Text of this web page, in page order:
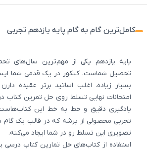
کامل‌ترین گام به گام پایه یازدهم تجربی
پایه یازدهم یکی از مهم‌ترین سال‌های
تحصیل شماست. کنکور در یک قدمی شما
بسیار زیاده. اغلب اساتید برتر عقیده
امتحانات نهایی تسلط روی حل تمرین کتاب
یادگیری دقیق و خط به خط این
تجربی محصولی از پرشه که در قالب یک گام
تصویری این تسلط رو در شما ایجاد می‌کنه.
استفاده از کتاب‌های حل تمارین کتاب درسی